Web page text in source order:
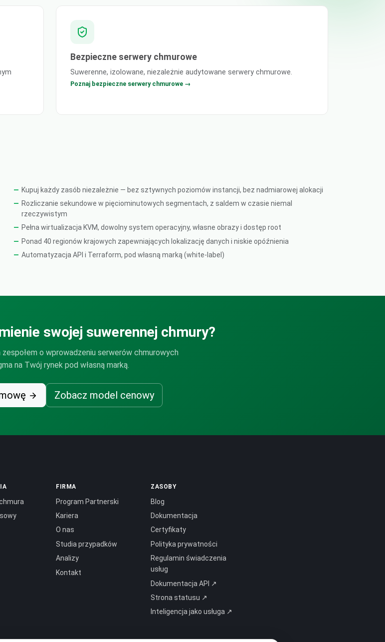
Bezpieczne serwery chmurowe
Suwerenne, izolowane, niezależnie audytowane serwery chmurowe.
Poznaj bezpieczne serwery chmurowe →
Kupuj każdy zasób niezależnie — bez sztywnych poziomów instancji, bez nadmiarowej alokacji
Rozliczanie sekundowe w pięciominutowych segmentach, z saldem w czasie niemal
rzeczywistym
Pełna wirtualizacja KVM, dowolny system operacyjny, własne obrazy i dostęp root
Ponad 40 regionów krajowych zapewniających lokalizację danych i niskie opóźnienia
Automatyzacja API i Terraform, pod własną marką (white-label)
swojej suwerennej chmury?
zespołem o wprowadzeniu serwerów chmurowych
na Twój rynek pod własną marką.
Zobacz model cenowy
FIRMA
Program Partnerski
Kariera
O nas
Studia przypadków
Analizy
Kontakt
ZASOBY
Blog
Dokumentacja
Certyfikaty
Polityka prywatności
Regulamin świadczenia
usług
Dokumentacja API ↗
Strona statusu ↗
Inteligencja jako usługa ↗